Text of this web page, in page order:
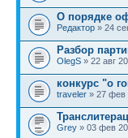
О порядке
Редактор » 24
Разбор
OlegS » 22 авг
конкурс "о
traveler » 27 фев
Grey » 03 фев